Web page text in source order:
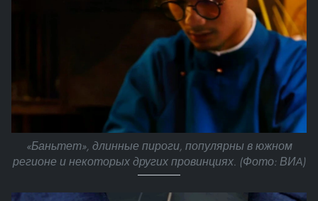
«Баньтет», длинные пироги, популярны в южном
регионе и некоторых других провинциях. (Фото: ВИA)